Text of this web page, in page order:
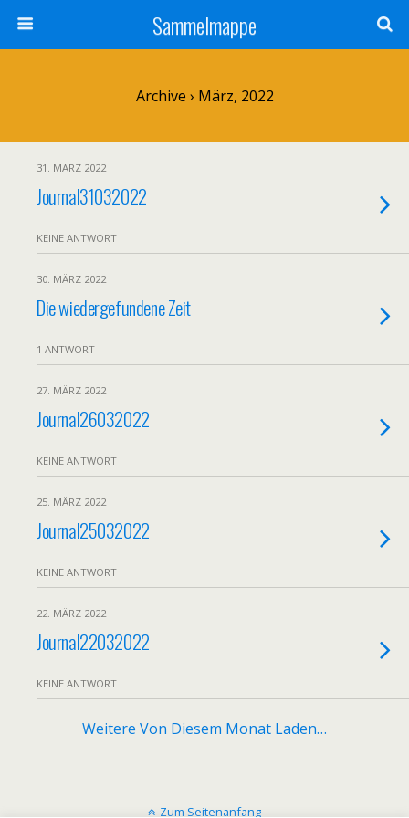
Sammelmappe
Archive › März, 2022
31. MÄRZ 2022
Journal31032022
KEINE ANTWORT
30. MÄRZ 2022
Die wiedergefundene Zeit
1 ANTWORT
27. MÄRZ 2022
Journal26032022
KEINE ANTWORT
25. MÄRZ 2022
Journal25032022
KEINE ANTWORT
22. MÄRZ 2022
Journal22032022
KEINE ANTWORT
Weitere Von Diesem Monat Laden…
Zum Seitenanfang